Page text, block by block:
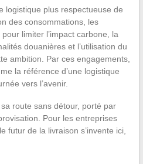
logistique plus respectueuse de
des consommations, les
limiter l’impact carbone, la
douanières et l’utilisation du
ambition. Par ces engagements,
la référence d’une logistique
vers l’avenir.
route sans détour, porté par
Pour les entreprises
futur de la livraison s’invente ici,